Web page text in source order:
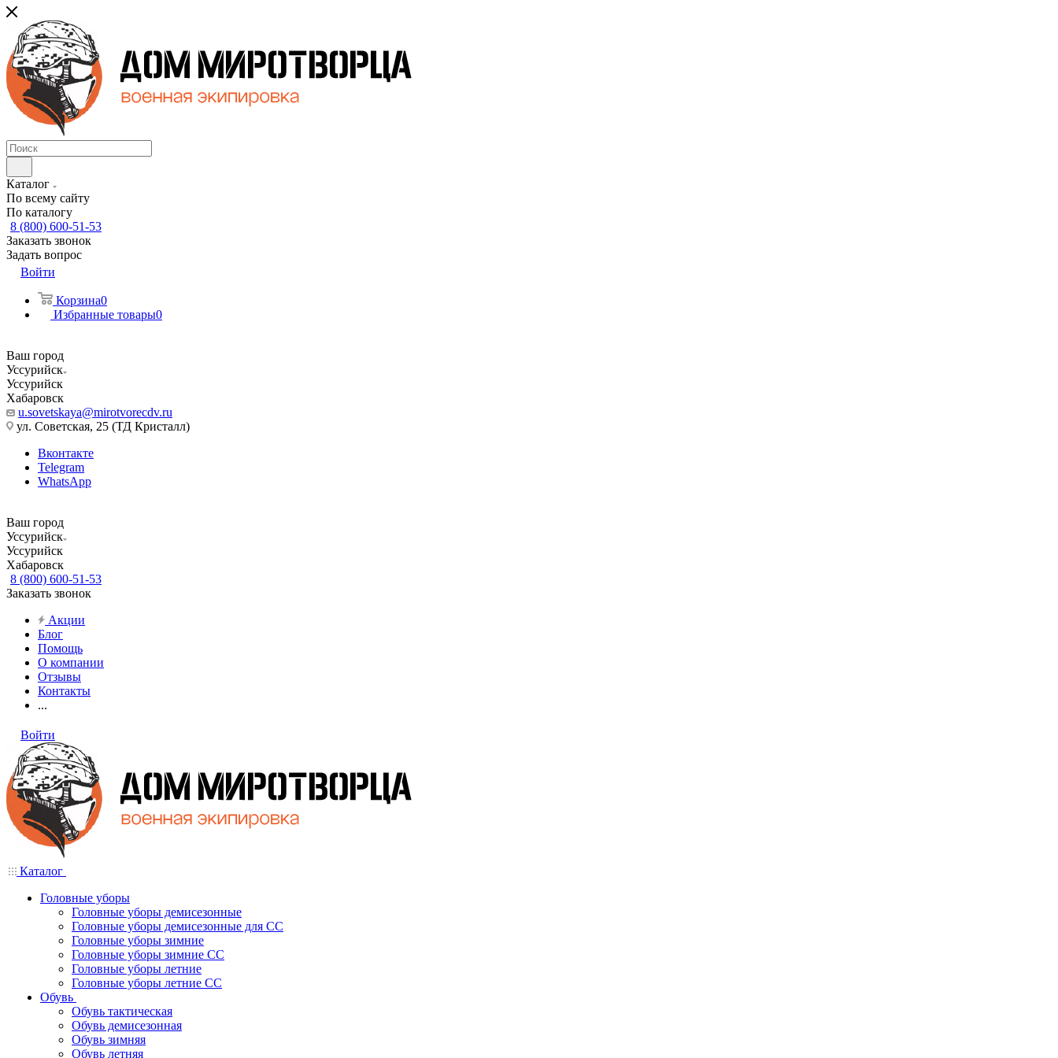
Каталог
По всему сайту
По каталогу
8 (800) 600-51-53
Заказать звонок
Задать вопрос
Войти
Корзина0
Избранные товары0
Ваш город
Уссурийск
Уссурийск
Хабаровск
u.sovetskaya@mirotvorecdv.ru
ул. Советская, 25 (ТД Кристалл)
Вконтакте
Telegram
WhatsApp
Ваш город
Уссурийск
Уссурийск
Хабаровск
8 (800) 600-51-53
Заказать звонок
Акции
Блог
Помощь
О компании
Отзывы
Контакты
...
Войти
Каталог
Головные уборы
Головные уборы демисезонные
Головные уборы демисезонные для СС
Головные уборы зимние
Головные уборы зимние СС
Головные уборы летние
Головные уборы летние СС
Обувь
Обувь тактическая
Обувь демисезонная
Обувь зимняя
Обувь летняя